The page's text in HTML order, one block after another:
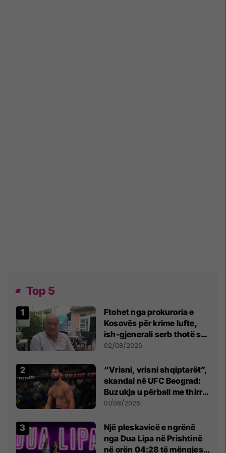
Top 5
Ftohet nga prokuroria e
Kosovës për krime lufte,
ish-gjenerali serb thotë se
dikush e tradhtoi në
02/08/2026
“Vrisni, vrisni shqiptarët”,
skandal në UFC Beograd:
Buzukja u përball me thirrje
anti-shqiptare nga
01/08/2026
Një pleskavicë e ngrënë
nga Dua Lipa në Prishtinë
në orën 04:28 të mëngjesit